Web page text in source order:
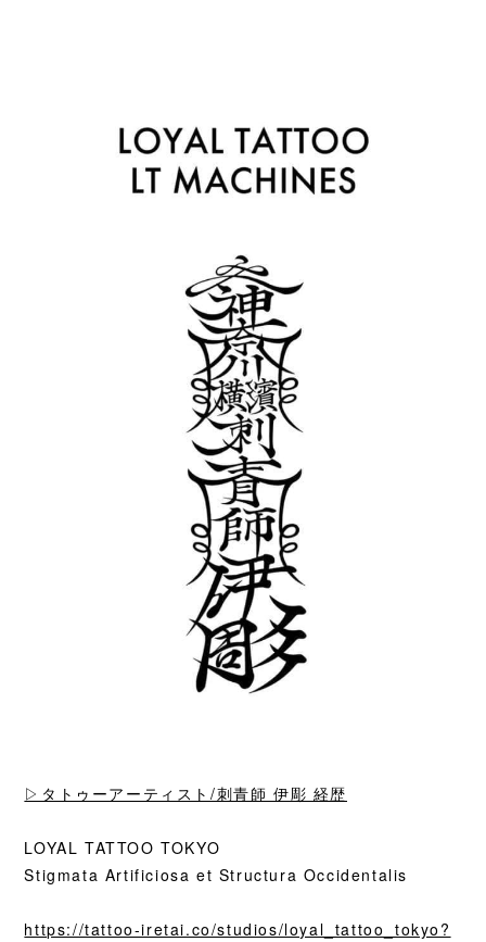
▷タトゥーアーティスト/刺青師 伊彫 経歴
LOYAL TATTOO TOKYO
Stigmata Artificiosa et Structura Occidentalis
https://tattoo-iretai.co/studios/loyal_tattoo_tokyo?